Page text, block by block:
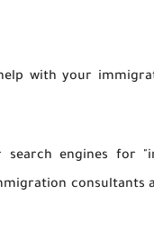
with your
search engines for
consultants